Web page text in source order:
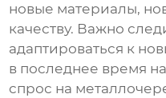
новые материалы,
качеству. Важно
адаптироваться к
в последнее время
спрос на